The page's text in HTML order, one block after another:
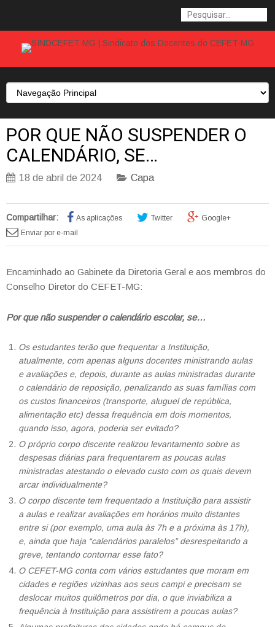
POR QUE NÃO SUSPENDER O
CALENDÁRIO, SE…
18 de abril de 2024 Capa
Compartilhar: As aplicações Twitter
Google+
Enviar por e-mail
Encaminhado ao Gabinete da Diretoria Geral e aos membros do
Conselho Diretor do CEFET-MG:
Por que não suspender o calendário escolar, se…
Os estudantes terão que frequentar a Instituição,
atualmente, com apenas alguns docentes ministrando aulas
e avaliações e, depois, durante as aulas ministradas durante
o calendário de reposição, penalizando as suas famílias com
os custos financeiros (transporte, aluguel de república,
alimentação etc) dessa frequência em dois momentos,
quando isso, agora, poderia ser evitado?
O próprio corpo discente realizou levantamento sobre as
despesas diárias para frequentarem as poucas aulas
ministradas atestando o elevado custo com os quais devem
arcar individualmente?
O corpo discente tem frequentado a Instituição para assistir
a aulas e realizar avaliações em horários muito distantes
entre si (por exemplo, uma aula às 7h e a próxima às 17h),
e, ainda que haja “calendários paralelos” desrespeitando a
greve, tentando contornar esse fato?
O CEFET-MG conta com vários estudantes que moram em
cidades e regiões vizinhas aos seus campi e precisam se
deslocar muitos quilômetros por dia, o que inviabiliza a
frequência à Instituição para assistirem a poucas aulas?